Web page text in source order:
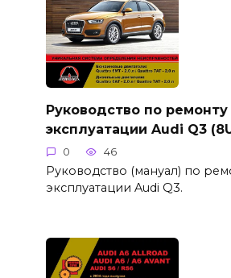
Руководство по ремонту
эксплуатации Audi Q3
0 46
Руководство (мануал) по
эксплуатации Audi Q3.